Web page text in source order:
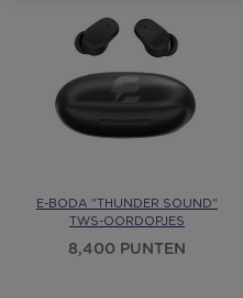
E-BODA "THUNDER SOUND"
TWS-OORDOPJES
8,400 PUNTEN